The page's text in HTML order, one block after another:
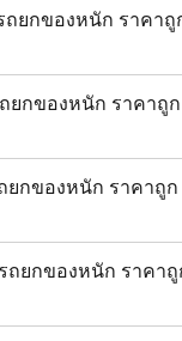
ถยกของหนัก ราคา
ยกของหนัก ราคาถู
ยกของหนัก ราคาถู
ถยกของหนัก ราคา